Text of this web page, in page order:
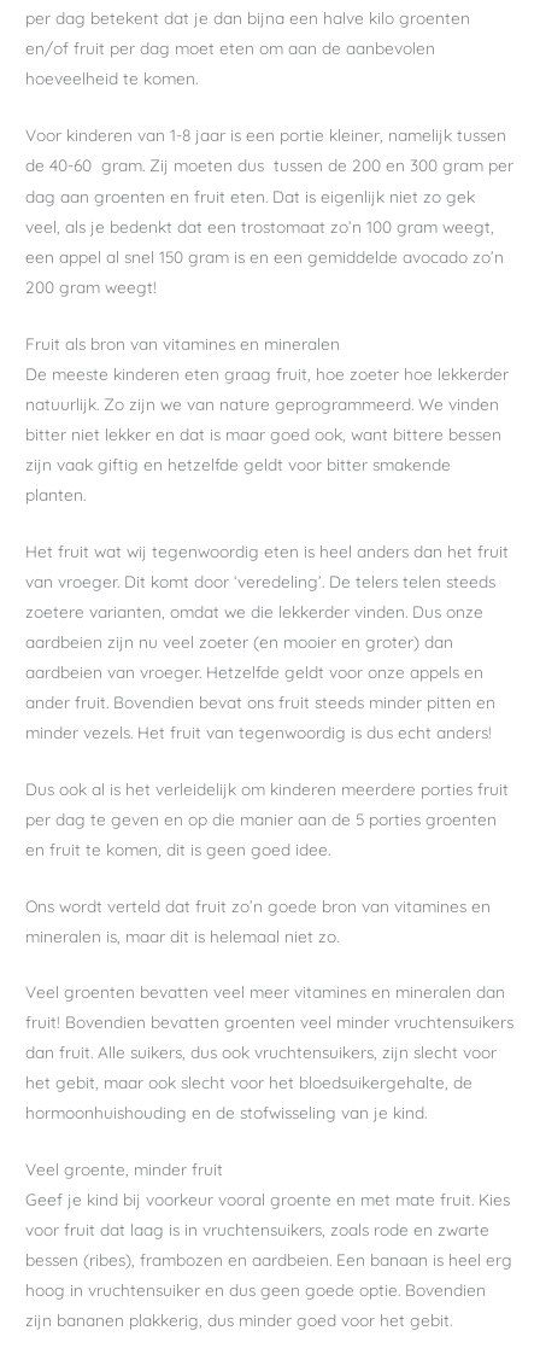
per dag betekent dat je dan bijna een halve kilo groenten
en/of fruit per dag moet eten om aan de aanbevolen
hoeveelheid te komen.
Voor kinderen van 1-8 jaar is een portie kleiner, namelijk tussen
de 40-60 gram. Zij moeten dus tussen de 200 en 300 gram per
dag aan groenten en fruit eten. Dat is eigenlijk niet zo gek
veel, als je bedenkt dat een trostomaat zo’n 100 gram weegt,
een appel al snel 150 gram is en een gemiddelde avocado zo’n
200 gram weegt!
Fruit als bron van vitamines en mineralen
De meeste kinderen eten graag fruit, hoe zoeter hoe lekkerder
natuurlijk. Zo zijn we van nature geprogrammeerd. We vinden
bitter niet lekker en dat is maar goed ook, want bittere bessen
zijn vaak giftig en hetzelfde geldt voor bitter smakende
planten.
Het fruit wat wij tegenwoordig eten is heel anders dan het fruit
van vroeger. Dit komt door ‘veredeling’. De telers telen steeds
zoetere varianten, omdat we die lekkerder vinden. Dus onze
aardbeien zijn nu veel zoeter (en mooier en groter) dan
aardbeien van vroeger. Hetzelfde geldt voor onze appels en
ander fruit. Bovendien bevat ons fruit steeds minder pitten en
minder vezels. Het fruit van tegenwoordig is dus echt anders!
Dus ook al is het verleidelijk om kinderen meerdere porties fruit
per dag te geven en op die manier aan de 5 porties groenten
en fruit te komen, dit is geen goed idee.
Ons wordt verteld dat fruit zo’n goede bron van vitamines en
mineralen is, maar dit is helemaal niet zo.
Veel groenten bevatten veel meer vitamines en mineralen dan
fruit! Bovendien bevatten groenten veel minder vruchtensuikers
dan fruit. Alle suikers, dus ook vruchtensuikers, zijn slecht voor
het gebit, maar ook slecht voor het bloedsuikergehalte, de
hormoonhuishouding en de stofwisseling van je kind.
Veel groente, minder fruit
Geef je kind bij voorkeur vooral groente en met mate fruit. Kies
voor fruit dat laag is in vruchtensuikers, zoals rode en zwarte
bessen (ribes), frambozen en aardbeien. Een banaan is heel erg
hoog in vruchtensuiker en dus geen goede optie. Bovendien
zijn bananen plakkerig, dus minder goed voor het gebit.